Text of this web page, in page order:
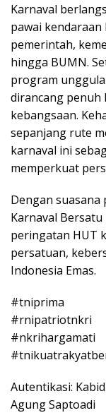
Karnaval
pawai
pemerintah,
hingga BUMN.
program
dirancang penuh
kebangsaan.
sepanjang rute
karnaval ini
memperkuat
Dengan suasana
Karnaval
peringatan HUT
persatuan,
Indonesia Emas.
#tniprima
#rnipatriotnkri
#nkrihargamati
Autentikasi:
Agung Saptoadi